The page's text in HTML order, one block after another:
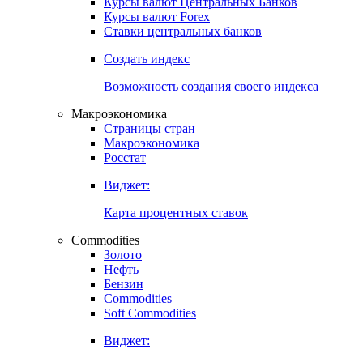
Индикаторы рынка
Поиск индексов
Курсы валют Центральных Банков
Ставки центральных банков
Создать индекс
Возможность создания своего индекса
Страницы стран
Росстат
Виджет:
Карта процентных ставок
Commodities
Золото
Бензин